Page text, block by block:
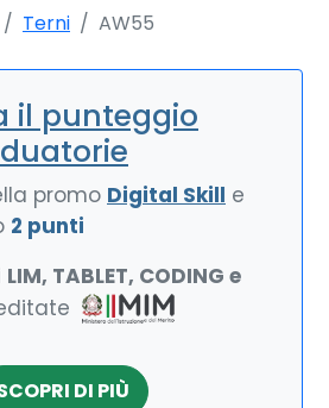
Terni AW55
il punteggio
promo Digital Skill e
2 punti
LIM, TABLET, CODING e
DI PIÙ